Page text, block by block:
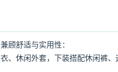
顾舒适与实用性：
、休闲外套，下装搭配休闲裤